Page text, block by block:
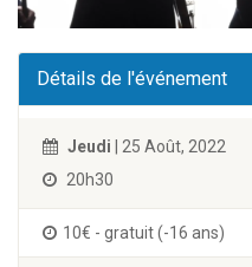
Détails de l'événement
Jeudi | 25 Août, 2022
20h30
10€ - gratuit (-16 ans)